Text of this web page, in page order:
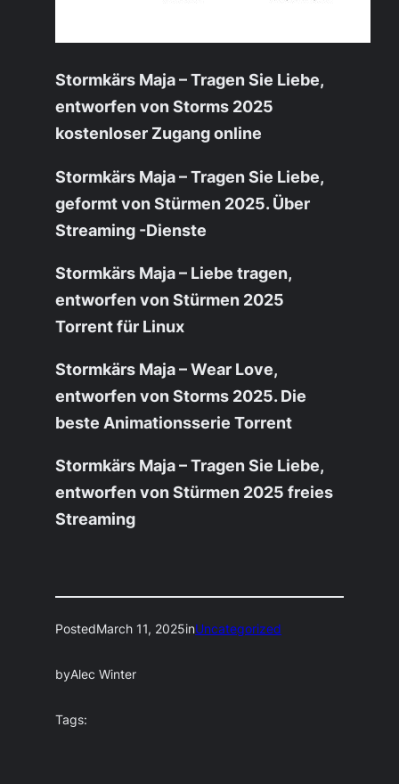
Stormkärs Maja – Tragen Sie Liebe,
entworfen von Storms 2025
kostenloser Zugang online
Stormkärs Maja – Tragen Sie Liebe,
geformt von Stürmen 2025. Über
Streaming -Dienste
Stormkärs Maja – Liebe tragen,
entworfen von Stürmen 2025
Torrent für Linux
Stormkärs Maja – Wear Love,
entworfen von Storms 2025. Die
beste Animationsserie Torrent
Stormkärs Maja – Tragen Sie Liebe,
entworfen von Stürmen 2025 freies
Streaming
PostedMarch 11, 2025inUncategorized
byAlec Winter
Tags: